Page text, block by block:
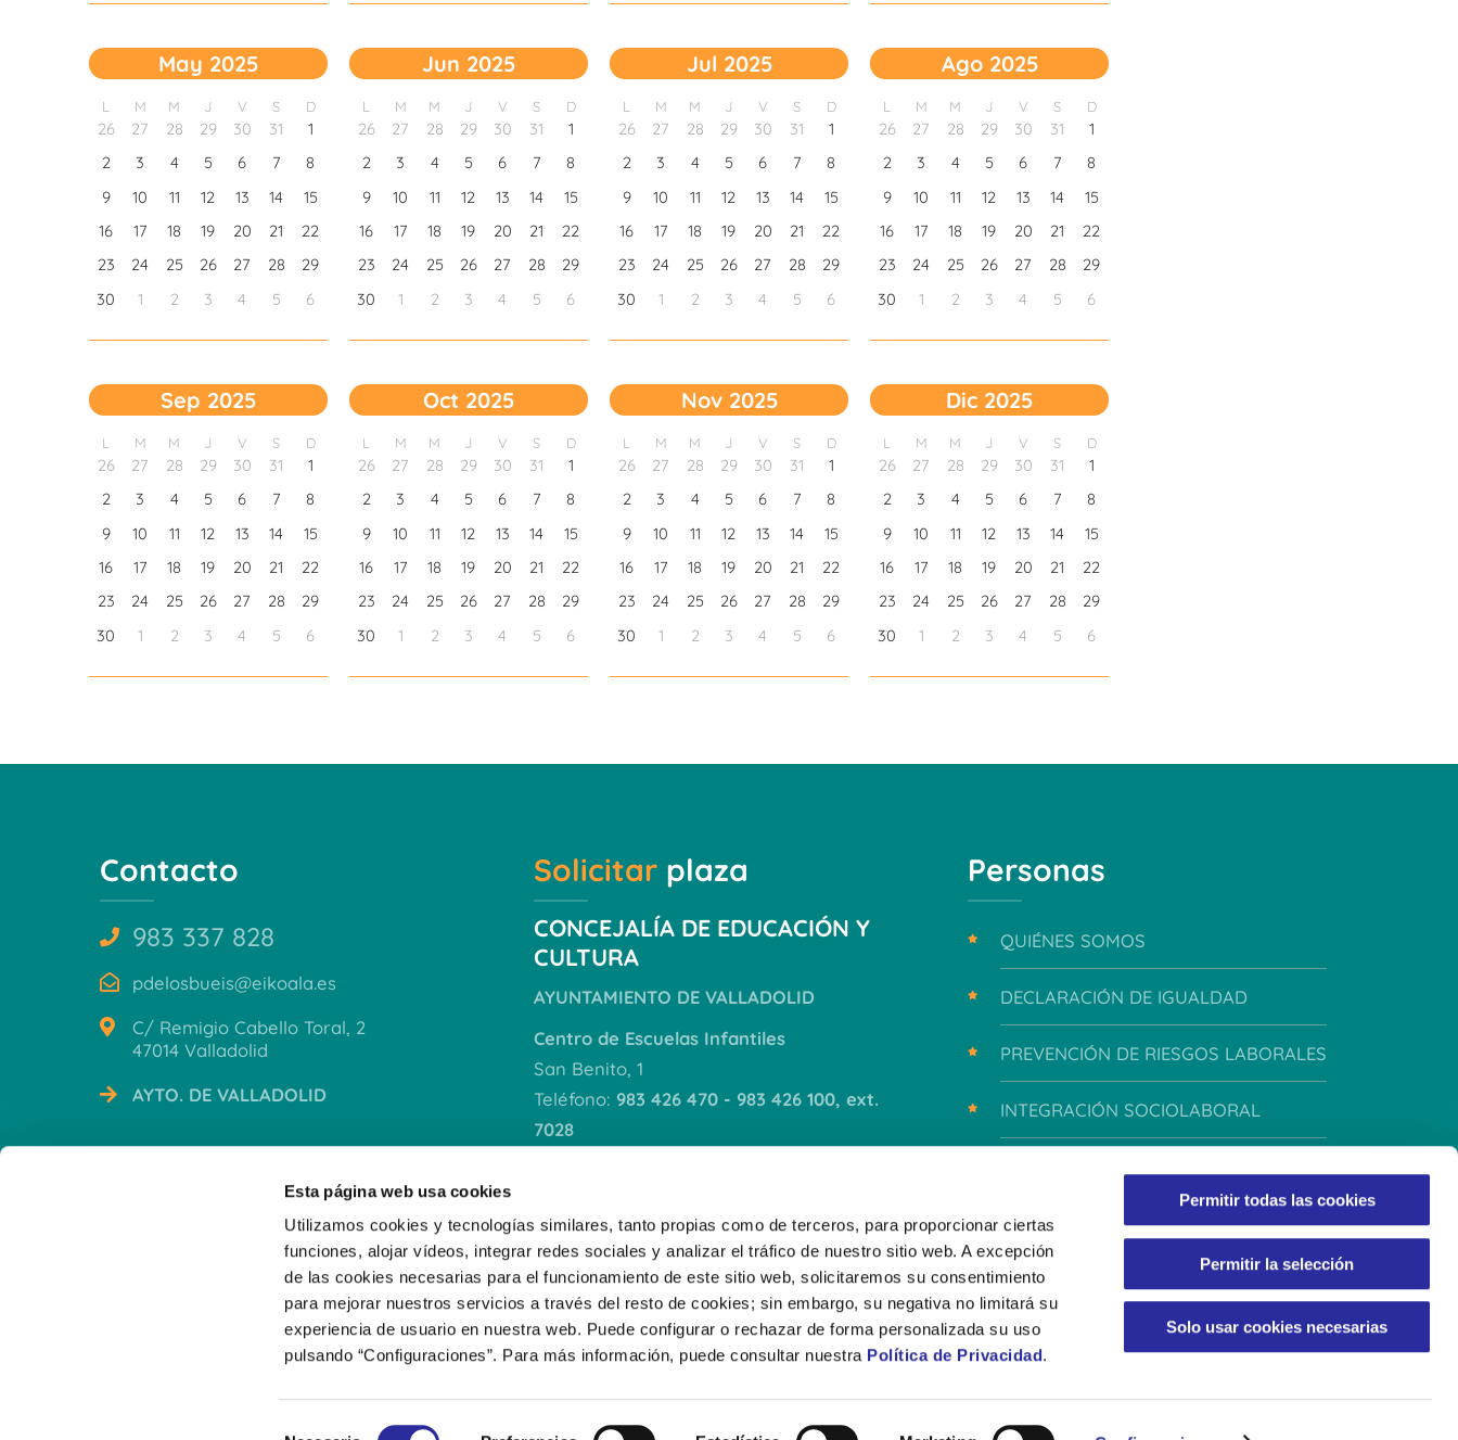
Esta página web usa cookies
Utilizamos cookies y tecnologías similares, tanto propias como de terceros, para proporcionar ciertas
funciones, alojar vídeos, integrar redes sociales y analizar el tráfico de nuestro sitio web. A excepción
de las cookies necesarias para el funcionamiento de este sitio web, solicitaremos su consentimiento
para mejorar nuestros servicios a través del resto de cookies; sin embargo, su negativa no limitará su
experiencia de usuario en nuestra web. Puede configurar o rechazar de forma personalizada su uso
pulsando “Configuraciones”. Para más información, puede consultar nuestra Política de Privacidad.
Permitir todas las cookies
Permitir la selección
Solo usar cookies necesarias
May 2025
L M M J V S D
26 27 28 29 30 31
1
2
3 4 5 6 7
8
9
10 11 12 13 14
15
16
17 18 19 20 21
22
23
24 25 26 27 28
29
30
1 2 3 4 5 6
Jun 2025
L M M J V S D
26 27 28 29 30 31
1
2
3 4 5 6 7
8
9
10 11 12 13 14
15
16
17 18 19 20 21
22
23
24 25 26 27 28
29
30
1 2 3 4 5 6
Jul 2025
L M M J V S D
26 27 28 29 30 31
1
2
3 4 5 6 7
8
9
10 11 12 13 14
15
16
17 18 19 20 21
22
23
24 25 26 27 28
29
30
1 2 3 4 5 6
Ago 2025
L M M J V S D
26 27 28 29 30 31
1
2
3 4 5 6 7
8
9
10 11 12 13 14
15
16
17 18 19 20 21
22
23
24 25 26 27 28
29
30
1 2 3 4 5 6
Sep 2025
L M M J V S D
26 27 28 29 30 31
1
2
3 4 5 6 7
8
9
10 11 12 13 14
15
16
17 18 19 20 21
22
23
24 25 26 27 28
29
30
1 2 3 4 5 6
Oct 2025
L M M J V S D
26 27 28 29 30 31
1
2
3 4 5 6 7
8
9
10 11 12 13 14
15
16
17 18 19 20 21
22
23
24 25 26 27 28
29
30
1 2 3 4 5 6
Nov 2025
L M M J V S D
26 27 28 29 30 31
1
2
3 4 5 6 7
8
9
10 11 12 13 14
15
16
17 18 19 20 21
22
23
24 25 26 27 28
29
30
1 2 3 4 5 6
Dic 2025
L M M J V S D
26 27 28 29 30 31
1
2
3 4 5 6 7
8
9
10 11 12 13 14
15
16
17 18 19 20 21
22
23
24 25 26 27 28
29
30
1 2 3 4 5 6
Contacto
983 337 828
pdelosbueis@eikoala.es
C/ Remigio Cabello Toral, 2
47014 Valladolid
AYTO. DE VALLADOLID
Solicitarplaza
CONCEJALÍA DE EDUCACIÓN Y
CULTURA
AYUNTAMIENTO DE VALLADOLID
Centro de Escuelas Infantiles
San Benito, 1
Teléfono: 983 426 470 - 983 426 100, ext.
7028
Personas
QUIÉNES SOMOS
DECLARACIÓN DE IGUALDAD
PREVENCIÓN DE RIESGOS LABORALES
INTEGRACIÓN SOCIOLABORAL